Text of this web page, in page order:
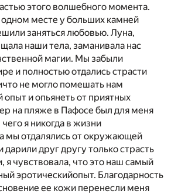
этого волшебного момента.
месте у больших камней
заняться любовью. Луна,
наши тела, заманивала нас
магии. Мы забыли
и полностью отдались страсти
не могло помешать нам
и опьянеть от приятных
на пляже в Пафосе был для меня
я никогда в жизни
мы отдалялись от окружающей
дарили друг другу только страсть
я чувствовала, что это наш самый
эротическийопыт. Благодарность
ее кожи перенесли меня